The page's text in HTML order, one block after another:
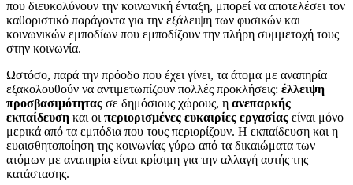
που διευκολύνουν την κοινωνική ένταξη, μπορεί να αποτελέσει τον
καθοριστικό παράγοντα για την εξάλειψη των φυσικών και
κοινωνικών εμποδίων που εμποδίζουν την πλήρη συμμετοχή τους
στην κοινωνία.
Ωστόσο, παρά την πρόοδο που έχει γίνει, τα άτομα με αναπηρία
εξακολουθούν να αντιμετωπίζουν πολλές προκλήσεις: έλλειψη
προσβασιμότητας σε δημόσιους χώρους, η ανεπαρκής
εκπαίδευση και οι περιορισμένες ευκαιρίες εργασίας είναι μόνο
μερικά από τα εμπόδια που τους περιορίζουν. Η εκπαίδευση και η
ευαισθητοποίηση της κοινωνίας γύρω από τα δικαιώματα των
ατόμων με αναπηρία είναι κρίσιμη για την αλλαγή αυτής της
κατάστασης.